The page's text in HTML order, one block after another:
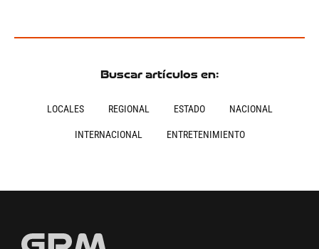
Buscar artículos en:
LOCALES REGIONAL ESTADO NACIONAL
INTERNACIONAL ENTRETENIMIENTO